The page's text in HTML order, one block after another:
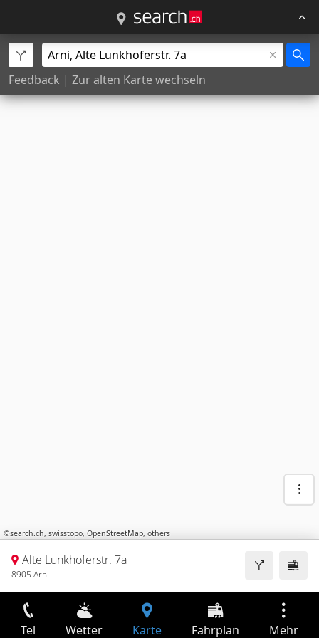
Feedback | Zur alten Karte wechseln
©search.ch, swisstopo, OpenStreetMap, others
Alte Lunkhoferstr. 7a
8905 Arni
Tel Wetter Karte Fahrplan Mehr